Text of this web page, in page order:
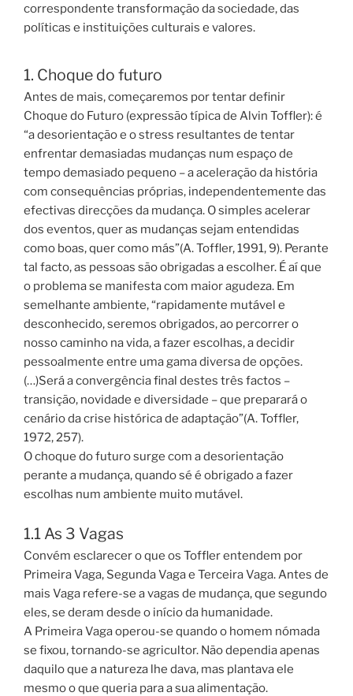
correspondente transformação da sociedade, das
políticas e instituições culturais e valores.
1. Choque do futuro
Antes de mais, começaremos por tentar definir
Choque do Futuro (expressão típica de Alvin Toffler): é
“a desorientação e o stress resultantes de tentar
enfrentar demasiadas mudanças num espaço de
tempo demasiado pequeno – a aceleração da história
com consequências próprias, independentemente das
efectivas direcções da mudança. O simples acelerar
dos eventos, quer as mudanças sejam entendidas
como boas, quer como más”(A. Toffler, 1991, 9). Perante
tal facto, as pessoas são obrigadas a escolher. É aí que
o problema se manifesta com maior agudeza. Em
semelhante ambiente, “rapidamente mutável e
desconhecido, seremos obrigados, ao percorrer o
nosso caminho na vida, a fazer escolhas, a decidir
pessoalmente entre uma gama diversa de opções.
(…)Será a convergência final destes três factos –
transição, novidade e diversidade – que preparará o
cenário da crise histórica de adaptação”(A. Toffler,
1972, 257).
O choque do futuro surge com a desorientação
perante a mudança, quando sé é obrigado a fazer
escolhas num ambiente muito mutável.
1.1 As 3 Vagas
Convém esclarecer o que os Toffler entendem por
Primeira Vaga, Segunda Vaga e Terceira Vaga. Antes de
mais Vaga refere-se a vagas de mudança, que segundo
eles, se deram desde o início da humanidade.
A Primeira Vaga operou-se quando o homem nómada
se fixou, tornando-se agricultor. Não dependia apenas
daquilo que a natureza lhe dava, mas plantava ele
mesmo o que queria para a sua alimentação.